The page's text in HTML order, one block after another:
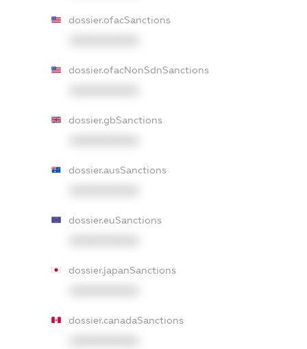
dossier.ofacSanctions
dossier.ofacNonSdnSanctions
dossier.gbSanctions
dossier.ausSanctions
dossier.euSanctions
dossier.japanSanctions
dossier.canadaSanctions